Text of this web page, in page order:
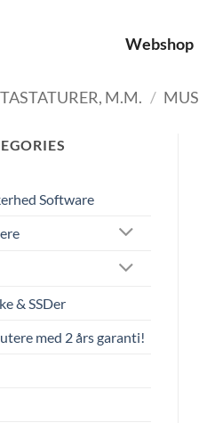
Webshop
M.M. / MUS
Software
& SSDer
med 2 års garanti!